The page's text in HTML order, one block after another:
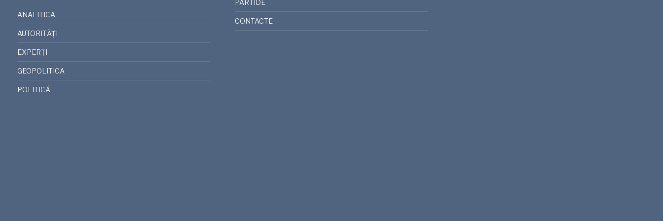
ANALITICA
AUTORITĂȚI
EXPERȚI
GEOPOLITICA
POLITICĂ
PARTIDE
CONTACTE